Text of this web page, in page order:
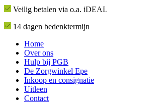
Veilig betalen via o.a. iDEAL
14 dagen bedenktermijn
Home
Over ons
Hulp bij PGB
De Zorgwinkel Epe
Inkoop en consignatie
Uitleen
Contact